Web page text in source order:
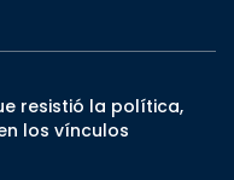
resistió la política,
los vínculos